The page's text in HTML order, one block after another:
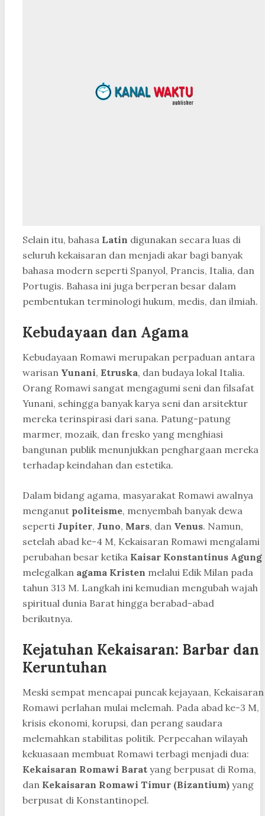
Selain itu, bahasa Latin digunakan secara luas di
seluruh kekaisaran dan menjadi akar bagi banyak
bahasa modern seperti Spanyol, Prancis, Italia, dan
Portugis. Bahasa ini juga berperan besar dalam
pembentukan terminologi hukum, medis, dan ilmiah.
Kebudayaan dan Agama
Kebudayaan Romawi merupakan perpaduan antara
warisan Yunani, Etruska, dan budaya lokal Italia.
Orang Romawi sangat mengagumi seni dan filsafat
Yunani, sehingga banyak karya seni dan arsitektur
mereka terinspirasi dari sana. Patung-patung
marmer, mozaik, dan fresko yang menghiasi
bangunan publik menunjukkan penghargaan mereka
terhadap keindahan dan estetika.
Dalam bidang agama, masyarakat Romawi awalnya
menganut politeisme, menyembah banyak dewa
seperti Jupiter, Juno, Mars, dan Venus. Namun,
setelah abad ke-4 M, Kekaisaran Romawi mengalami
perubahan besar ketika Kaisar Konstantinus Agung
melegalkan agama Kristen melalui Edik Milan pada
tahun 313 M. Langkah ini kemudian mengubah wajah
spiritual dunia Barat hingga berabad-abad
berikutnya.
Kejatuhan Kekaisaran: Barbar dan
Keruntuhan
Meski sempat mencapai puncak kejayaan, Kekaisaran
Romawi perlahan mulai melemah. Pada abad ke-3 M,
krisis ekonomi, korupsi, dan perang saudara
melemahkan stabilitas politik. Perpecahan wilayah
kekuasaan membuat Romawi terbagi menjadi dua:
Kekaisaran Romawi Barat yang berpusat di Roma,
dan Kekaisaran Romawi Timur (Bizantium) yang
berpusat di Konstantinopel.